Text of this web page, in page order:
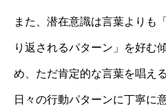
また、潜在意識は言葉よりも
り返されるパターン」を好む
め、ただ肯定的な言葉を唱え
日々の行動パターンに丁寧に